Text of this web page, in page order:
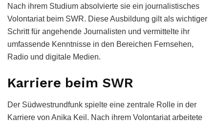
Nach ihrem Studium absolvierte sie ein journalistisches
Volontariat beim SWR. Diese Ausbildung gilt als wichtiger
Schritt für angehende Journalisten und vermittelte ihr
umfassende Kenntnisse in den Bereichen Fernsehen,
Radio und digitale Medien.
Karriere beim SWR
Der Südwestrundfunk spielte eine zentrale Rolle in der
Karriere von Anika Keil. Nach ihrem Volontariat arbeitete